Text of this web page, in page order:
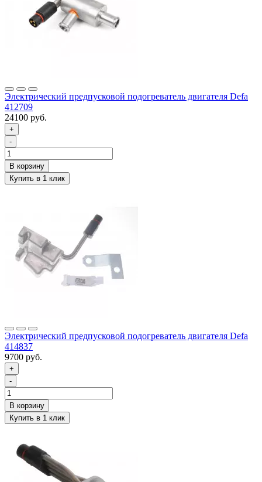
Электрический предпусковой подогреватель двигателя Defa
412709
24100 руб.
+
-
Электрический предпусковой подогреватель двигателя Defa
414837
9700 руб.
+
-